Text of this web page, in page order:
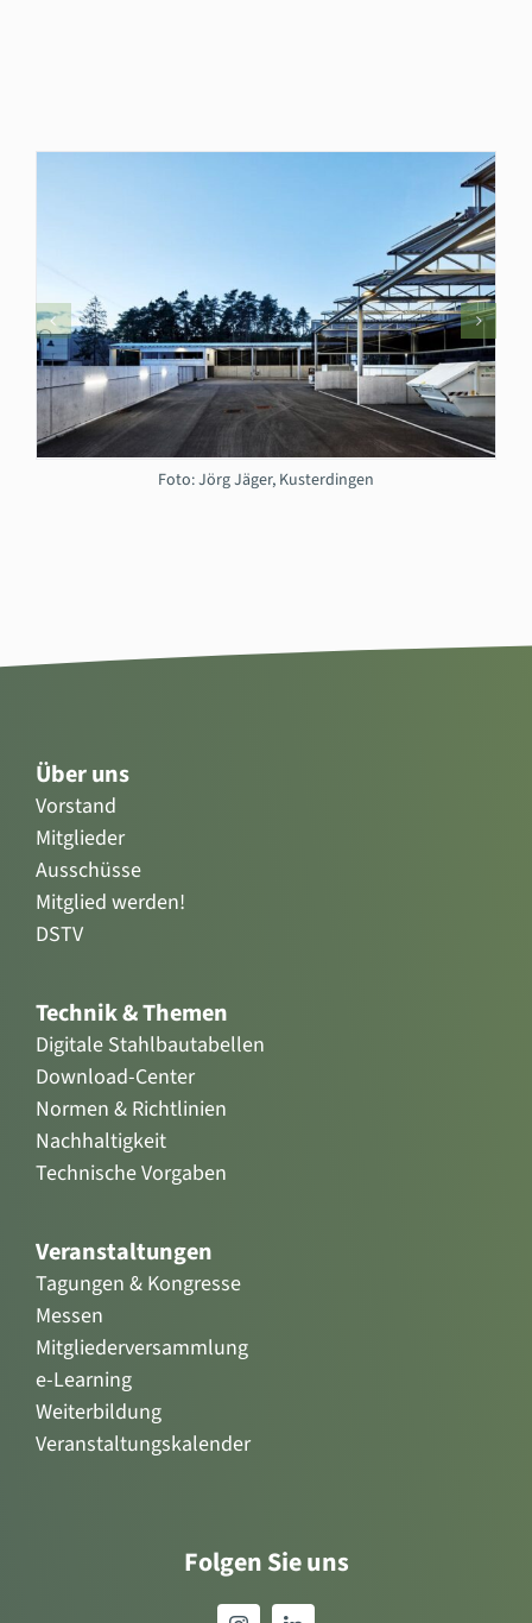
Foto: Jörg Jäger, Kusterdingen
Über uns
Vorstand
Mitglieder
Ausschüsse
Mitglied werden!
DSTV
Technik & Themen
Digitale Stahlbautabellen
Download-Center
Normen & Richtlinien
Nachhaltigkeit
Technische Vorgaben
Veranstaltungen
Tagungen & Kongresse
Messen
Mitgliederversammlung
e-Learning
Weiterbildung
Veranstaltungskalender
Folgen Sie uns